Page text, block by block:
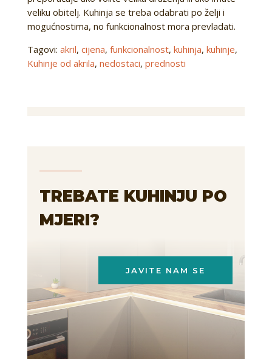
veliku obitelj. Kuhinja se treba odabrati po želji i
mogućnostima, no funkcionalnost mora prevladati.
Tagovi: akril, cijena, funkcionalnost, kuhinja, kuhinje,
Kuhinje od akrila, nedostaci, prednosti
TREBATE KUHINJU PO
MJERI?
JAVITE NAM SE